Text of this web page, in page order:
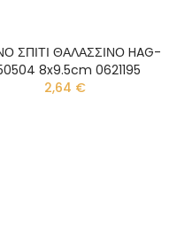
ΣΠΙΤΙ ΘΑΛΑΣΣΙΝΟ HAG-
8x9.5cm 0621195
2,64 €